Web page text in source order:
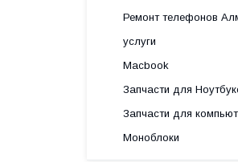
Ремонт телефонов
услуги
Macbook
Запчасти для
Запчасти для
Моноблоки